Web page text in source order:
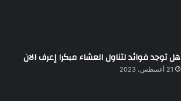
هل توجد فوائد لتناول العشاء مبكرا إعرف الان
21 أغسطس، 2023